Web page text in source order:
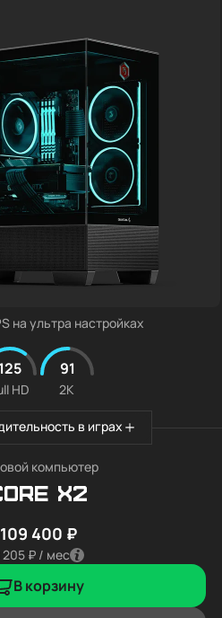
на ультра настройках
125
HD
91
2K
в играх
компьютер
X2
109 400 ₽
205 ₽ / мес
В корзину